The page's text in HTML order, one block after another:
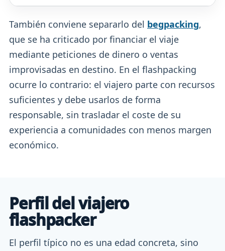
También conviene separarlo del begpacking,
que se ha criticado por financiar el viaje
mediante peticiones de dinero o ventas
improvisadas en destino. En el flashpacking
ocurre lo contrario: el viajero parte con recursos
suficientes y debe usarlos de forma
responsable, sin trasladar el coste de su
experiencia a comunidades con menos margen
económico.
Perfil del viajero
flashpacker
El perfil típico no es una edad concreta, sino